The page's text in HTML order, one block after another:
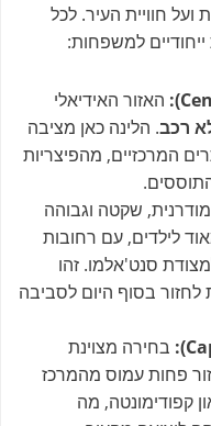
ועל חוויית העיר. לכל
ייחודיים למשפחות:
האזור האידיאלי
רכב. הלינה כאן מציבה
המרכזיים, מהפיצריות
שקטה וגבוהה
לילדים, עם רחובות
סנט'אלמו. זהו
בסוף היום לסביבה
בחירה מצוינת
פחות עמוס מהמרכז
קפודימונטה, מה